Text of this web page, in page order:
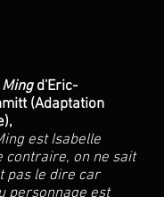
d'Eric-
(Adaptation
est Isabelle
contraire, on ne sait
pas le dire car
personnage est